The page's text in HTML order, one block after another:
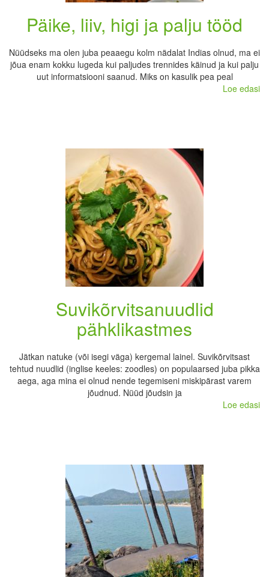
Päike, liiv, higi ja palju tööd
Nüüdseks ma olen juba peaaegu kolm nädalat Indias olnud, ma ei
jõua enam kokku lugeda kui paljudes trennides käinud ja kui palju
uut informatsiooni saanud. Miks on kasulik pea peal
Loe edasi
Suvikõrvitsanuudlid
pähklikastmes
Jätkan natuke (või isegi väga) kergemal lainel. Suvikõrvitsast
tehtud nuudlid (inglise keeles: zoodles) on populaarsed juba pikka
aega, aga mina ei olnud nende tegemiseni miskipärast varem
jõudnud. Nüüd jõudsin ja
Loe edasi